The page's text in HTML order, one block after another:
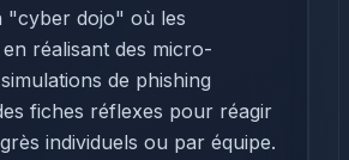
"cyber dojo" où les
réalisant des micro-
de phishing
fiches réflexes pour réagir
individuels ou par équipe.